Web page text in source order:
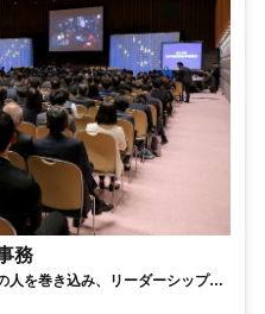
務
人を巻き込み、リーダーシップを